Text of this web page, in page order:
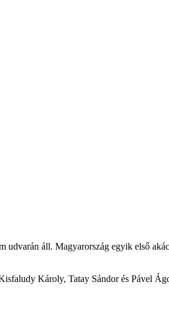
udvarán áll. Magyarország egyik első
Károly, Tatay Sándor és Pável